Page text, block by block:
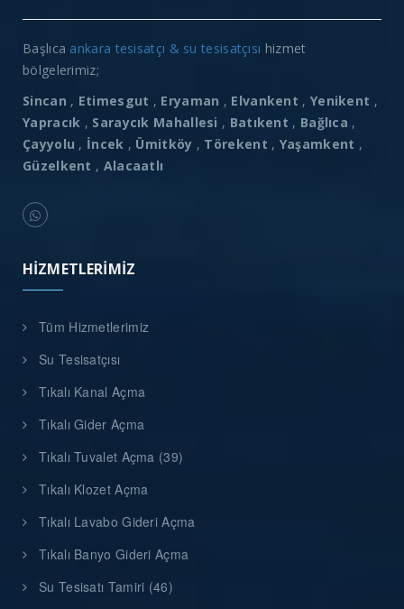
Başlıca ankara tesisatçı & su tesisatçısı hizmet
bölgelerimiz;
Sincan , Etimesgut , Eryaman , Elvankent , Yenikent ,
Yapracık , Saraycık Mahallesi , Batıkent , Bağlıca ,
Çayyolu , İncek , Ümitköy , Törekent , Yaşamkent ,
Güzelkent , Alacaatlı
HIZMETLERIMIZ
Tüm Hizmetlerimiz
Su Tesisatçısı
Tıkalı Kanal Açma
Tıkalı Gider Açma
Tıkalı Tuvalet Açma (39)
Tıkalı Klozet Açma
Tıkalı Lavabo Gideri Açma
Tıkalı Banyo Gideri Açma
Su Tesisatı Tamiri (46)